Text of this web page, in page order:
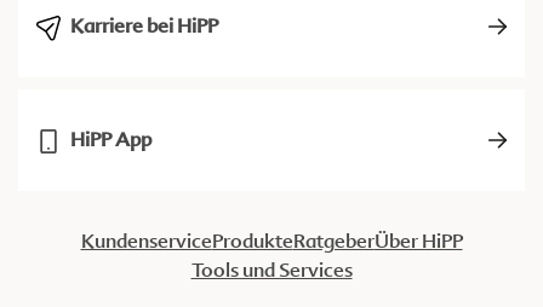
Karriere bei HiPP
HiPP App
KundenserviceProdukteRatgeberÜber HiPP
Tools und Services